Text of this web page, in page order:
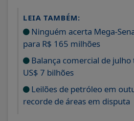
LEIA TAMBÉM:
Ninguém acerta Mega-
para R$ 165 milhões
Balança comercial de
US$ 7 bilhões
Leilões de petróleo em
recorde de áreas em disputa